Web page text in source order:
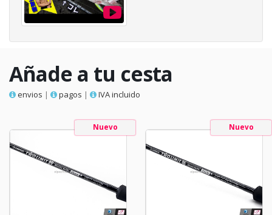
Añade a tu cesta
envios | pagos | IVA incluido
Nuevo Nuevo